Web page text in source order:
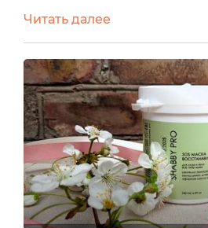
концентрация активных
значит и эффект более
плюсом, заинтересовавшая
произведена брендом,
доверяю и люблю его -
нежный и
необходимой...
Читать далее